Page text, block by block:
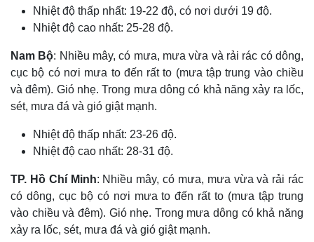
Khởi nghiệp
Tiêu dùng
Giá cà phê
Nhiệt độ thấp nhất: 19-22 độ, có nơi dưới 19 độ.
Nhiệt độ cao nhất: 25-28 độ.
Nam Bộ: Nhiều mây, có mưa, mưa vừa và rải rác có dông,
cục bộ có nơi mưa to đến rất to (mưa tập trung vào chiều
và đêm). Gió nhẹ. Trong mưa dông có khả năng xảy ra lốc,
sét, mưa đá và gió giật mạnh.
Nhiệt độ thấp nhất: 23-26 độ.
Nhiệt độ cao nhất: 28-31 độ.
TP. Hồ Chí Minh: Nhiều mây, có mưa, mưa vừa và rải rác
có dông, cục bộ có nơi mưa to đến rất to (mưa tập trung
vào chiều và đêm). Gió nhẹ. Trong mưa dông có khả năng
xảy ra lốc, sét, mưa đá và gió giật mạnh.